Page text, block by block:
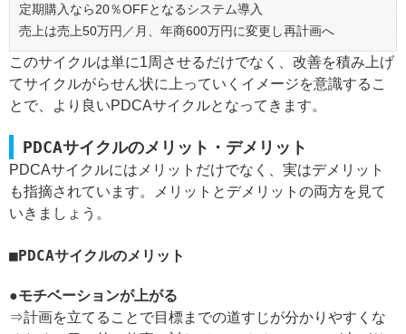
定期購入なら20％OFFとなるシステム導入
売上は売上50万円／月、年商600万円に変更し再計画へ
このサイクルは単に1周させるだけでなく、改善を積み上げ
てサイクルがらせん状に上っていくイメージを意識するこ
とで、より良いPDCAサイクルとなってきます。
PDCAサイクルのメリット・デメリット
PDCAサイクルにはメリットだけでなく、実はデメリット
も指摘されています。メリットとデメリットの両方を見て
いきましょう。
PDCAサイクルのメリット
●モチベーションが上がる
⇒計画を立てることで目標までの道すじが分かりやすくな